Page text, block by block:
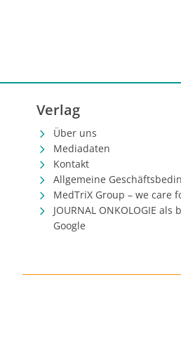
Verlag
Über uns
Mediadaten
Kontakt
Allgemeine
MedTriX Group – we care
JOURNAL ONKOLOGIE
Google